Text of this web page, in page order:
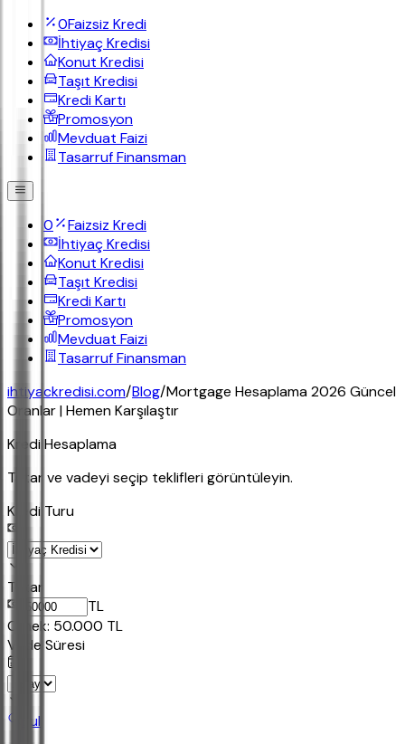
0Faizsiz Kredi
İhtiyaç Kredisi
Konut Kredisi
Taşıt Kredisi
Kredi Kartı
Promosyon
Mevduat Faizi
Tasarruf Finansman
0
Faizsiz Kredi
İhtiyaç Kredisi
Konut Kredisi
Taşıt Kredisi
Kredi Kartı
Promosyon
Mevduat Faizi
Tasarruf Finansman
ihtiyackredisi.com/Blog/Mortgage Hesaplama 2026 Güncel
Oranlar | Hemen Karşılaştır
Kredi Hesaplama
Tutar ve vadeyi seçip teklifleri görüntüleyin.
Kredi Turu
Tutar
TL
Ornek: 50.000 TL
Vade Süresi
Bul